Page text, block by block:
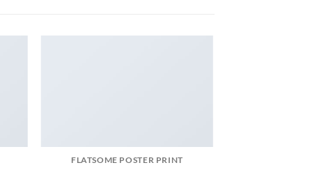
FLATSOME POSTER PRINT